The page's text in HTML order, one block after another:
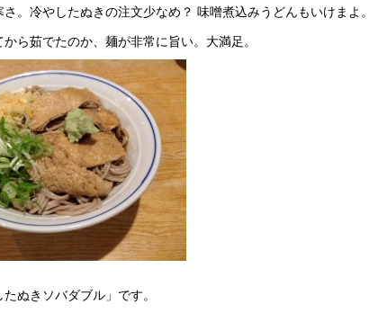
。冷やしたぬきの注文少なめ？ 味噌煮込みうどんもいけまよ。
ら茹でたのか、麺が非常に旨い。大満足。
ぬきソバダブル」です。